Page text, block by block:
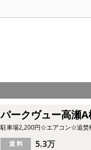
パークヴュー高瀬A
駐車場2,200円☆エアコン☆追
賃 料 5.3万